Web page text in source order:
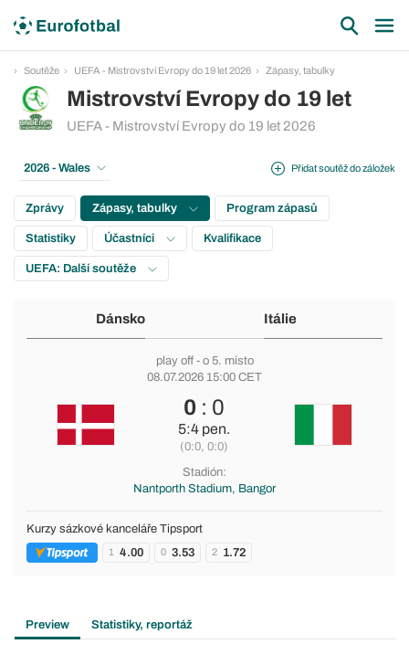
Soutěže UEFA - Mistrovství Evropy do 19 let 2026 Zápasy, tabulky
Mistrovství Evropy do 19 let
UEFA - Mistrovství Evropy do 19 let 2026
Přidat soutěž do záložek
2026 - Wales
Zprávy Zápasy, tabulky Program zápasů
Statistiky Účastníci Kvalifikace
UEFA: Další soutěže
Dánsko Itálie
play off- o 5. místo
08.07.2026 15:00 CET
0 : 0
5:4 pen.
(0:0, 0:0)
Stadión:
Nantporth Stadium, Bangor
Kurzy sázkové kanceláře Tipsport
1 4.00 0 3.53 2 1.72
Preview Statistiky, reportáž